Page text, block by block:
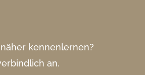
kennenlernen?
an.